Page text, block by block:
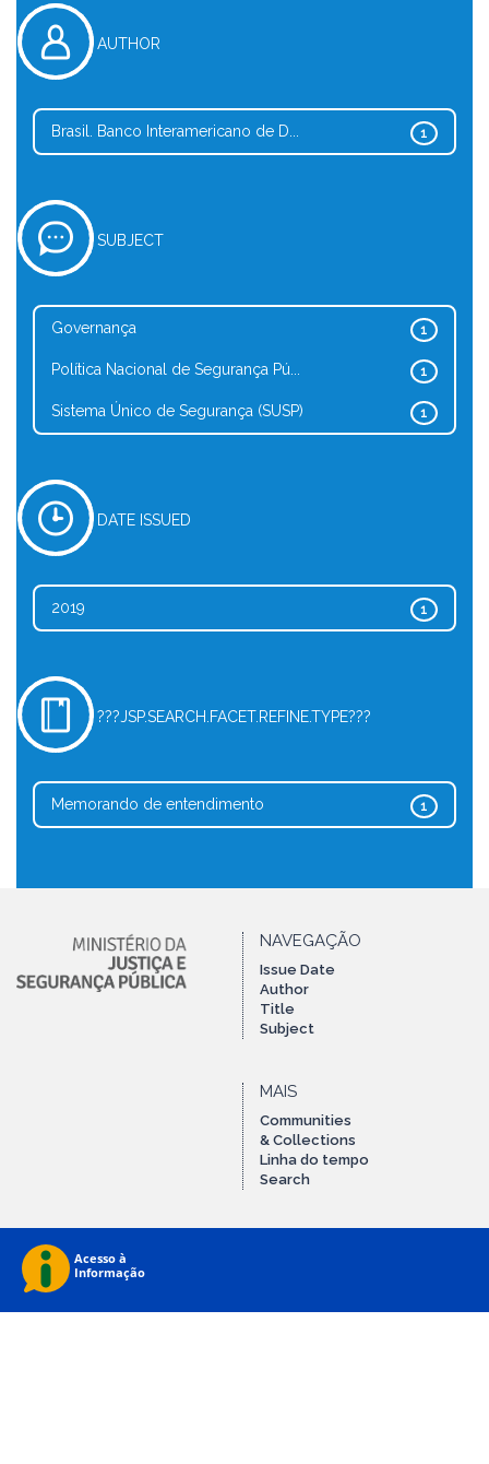
AUTHOR
1
Brasil. Banco Interamericano de D...
SUBJECT
1
Governança
1
Política Nacional de Segurança Pú...
1
Sistema Único de Segurança (SUSP)
DATE ISSUED
1
2019
???JSP.SEARCH.FACET.REFINE.TYPE???
1
Memorando de entendimento
NAVEGAÇÃO
Issue Date
Author
Title
Subject
MAIS
Communities
& Collections
Linha do tempo
Search